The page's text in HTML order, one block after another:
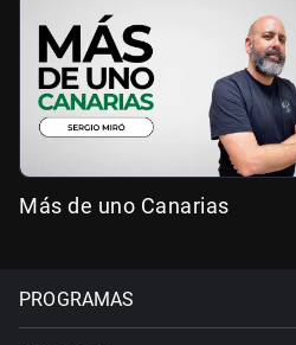
Más de uno Canarias
PROGRAMAS